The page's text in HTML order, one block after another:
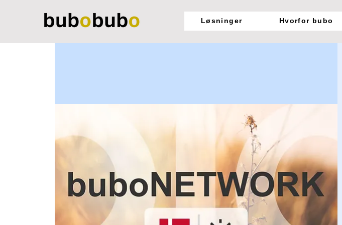
Løsninger Hvorfor bubo